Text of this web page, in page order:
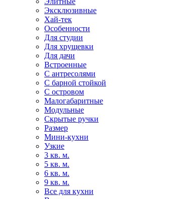
Эксклюзивные
Хай-тек
Особенности
Для студии
Для хрущевки
Для дачи
Встроенные
С антресолями
С барной стойкой
С островом
Малогабаритные
Модульные
Скрытые ручки
Размер
Мини-кухни
Узкие
3 кв. м.
5 кв. м.
6 кв. м.
9 кв. м.
Все для кухни